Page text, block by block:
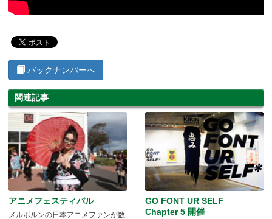
バックナンバーへ
関連記事
アニメフェスティバル
メルボルンの日本アニメファンが数
GO FONT UR SELF
Chapter 5 開催